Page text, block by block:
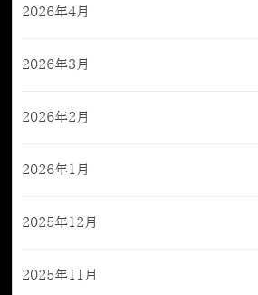
2026年4月
2026年3月
2026年2月
2026年1月
2025年12月
2025年11月